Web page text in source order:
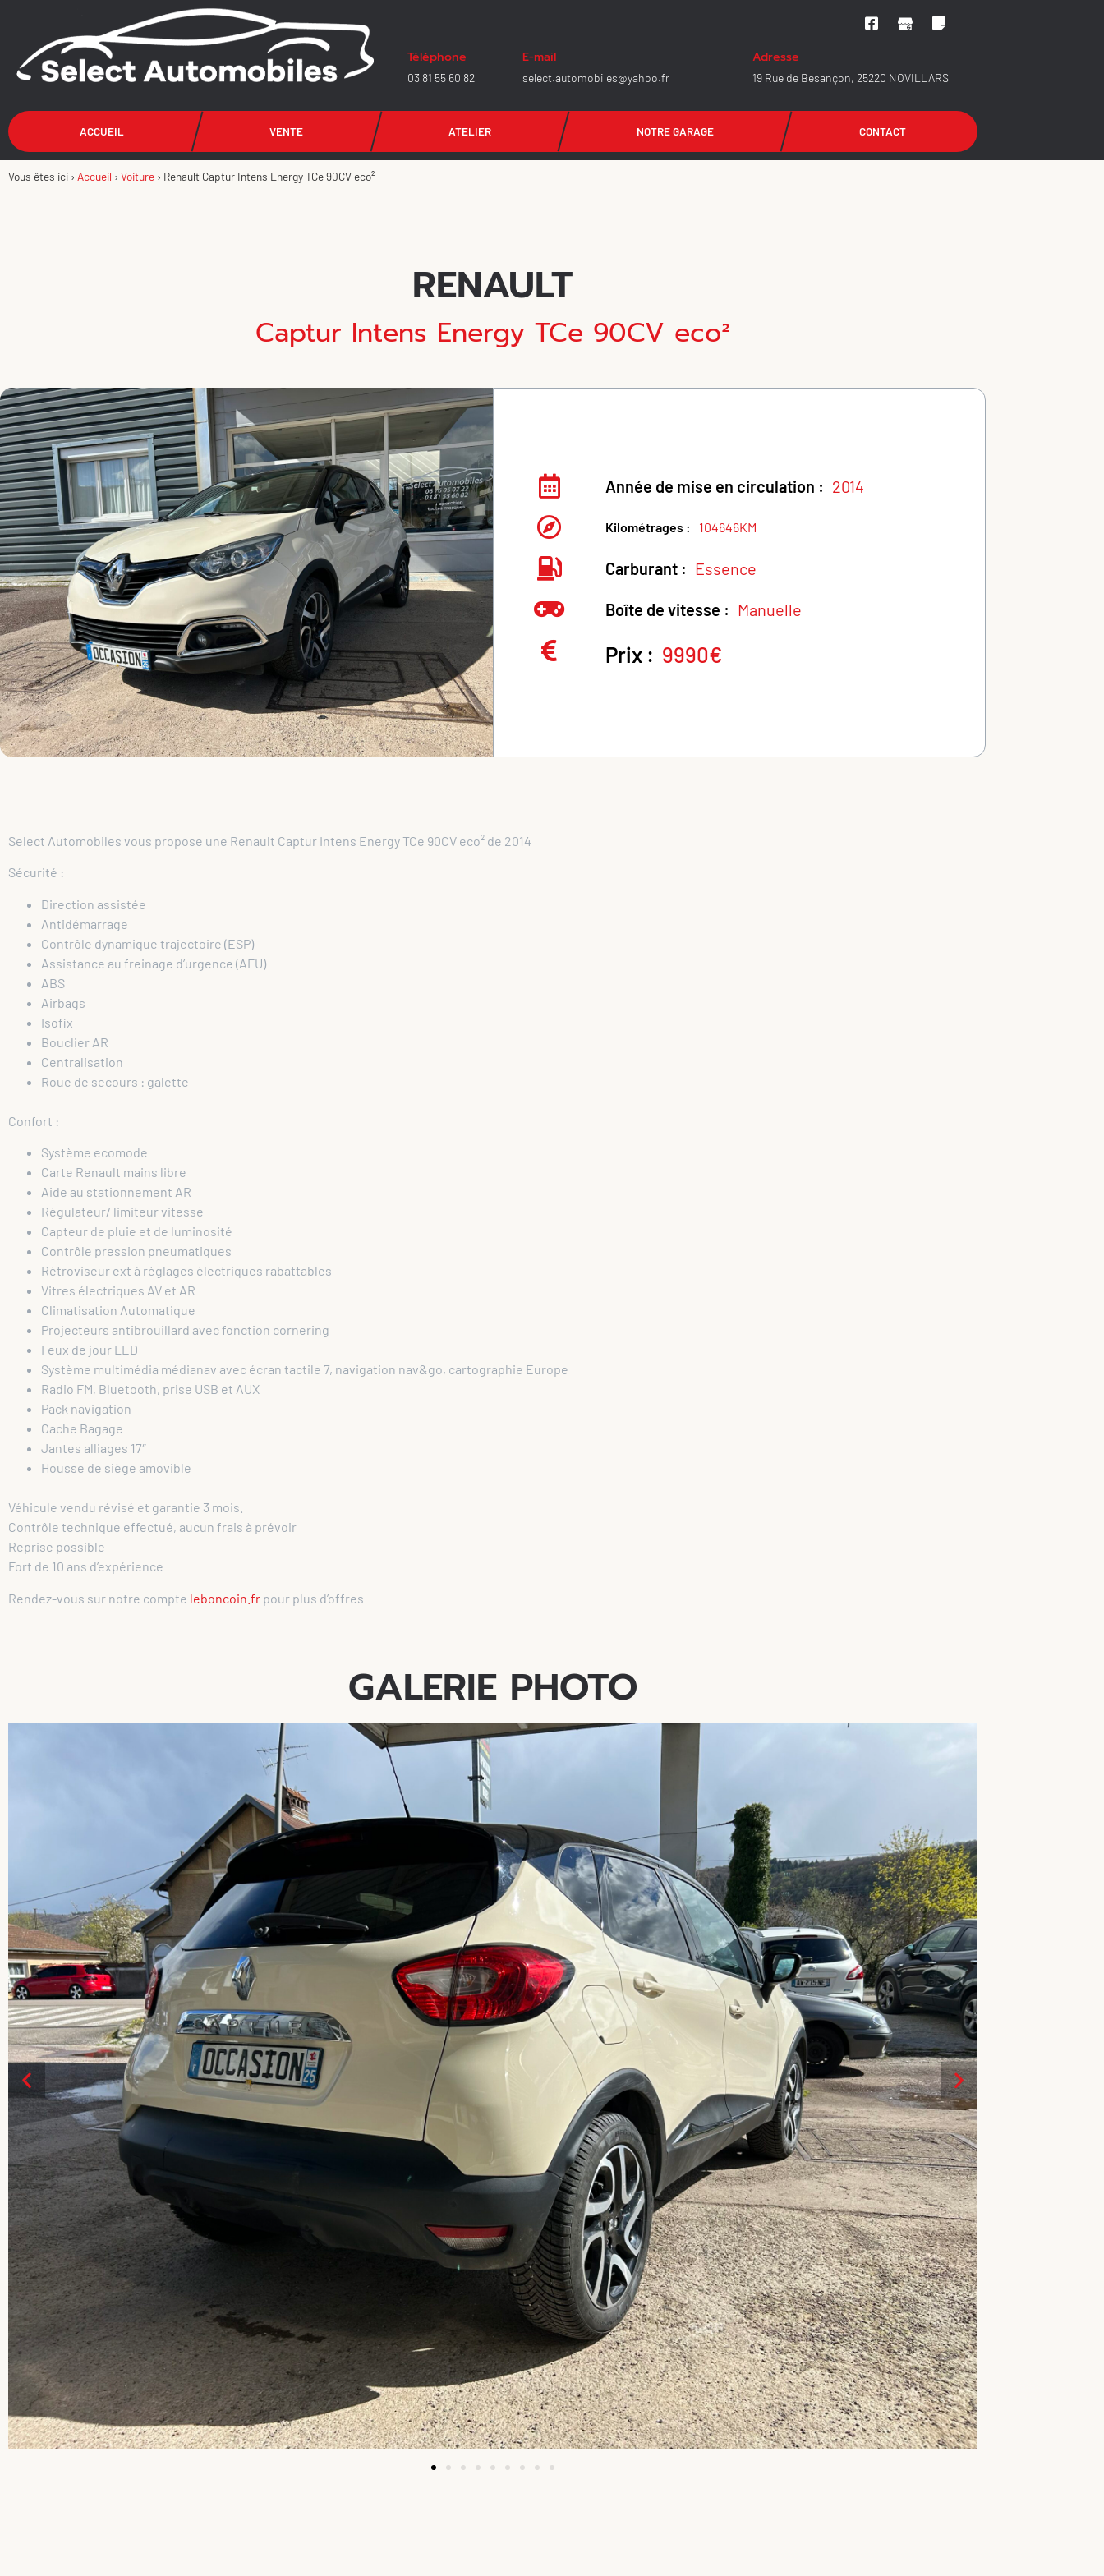
Téléphone
03 81 55 60 82
E-mail
select.automobiles@yahoo.fr
Adresse
19 Rue de Besançon, 25220 NOVILLARS
ACCUEIL VENTE ATELIER NOTRE GARAGE CONTACT
Vous êtes ici › Accueil › Voiture › Renault Captur Intens Energy TCe 90CV eco²
RENAULT
Captur Intens Energy TCe 90CV eco²
Année de mise en circulation : 2014
Kilométrages : 104646KM
Carburant : Essence
Boîte de vitesse : Manuelle
Prix : 9990€
Select Automobiles vous propose une Renault Captur Intens Energy TCe 90CV eco² de 2014
Sécurité :
Direction assistée
Antidémarrage
Contrôle dynamique trajectoire (ESP)
Assistance au freinage d’urgence (AFU)
ABS
Airbags
Isofix
Bouclier AR
Centralisation
Roue de secours : galette
Confort :
Système ecomode
Carte Renault mains libre
Aide au stationnement AR
Régulateur/ limiteur vitesse
Capteur de pluie et de luminosité
Contrôle pression pneumatiques
Rétroviseur ext à réglages électriques rabattables
Vitres électriques AV et AR
Climatisation Automatique
Projecteurs antibrouillard avec fonction cornering
Feux de jour LED
Système multimédia médianav avec écran tactile 7, navigation nav&go, cartographie Europe
Radio FM, Bluetooth, prise USB et AUX
Pack navigation
Cache Bagage
Jantes alliages 17″
Housse de siège amovible
Véhicule vendu révisé et garantie 3 mois.
Contrôle technique effectué, aucun frais à prévoir
Reprise possible
Fort de 10 ans d’expérience
Rendez-vous sur notre compte leboncoin.fr pour plus d’offres
GALERIE PHOTO